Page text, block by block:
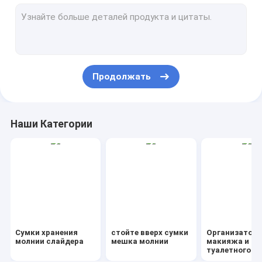
Био Dinnerware Eco Tableware
Ленточная метка Стикке
Продолжать
Наши Категории
Сумки хранения
молнии слайдера
стойте вверх сумки
мешка молнии
Организатор
макияжа и
туалетного